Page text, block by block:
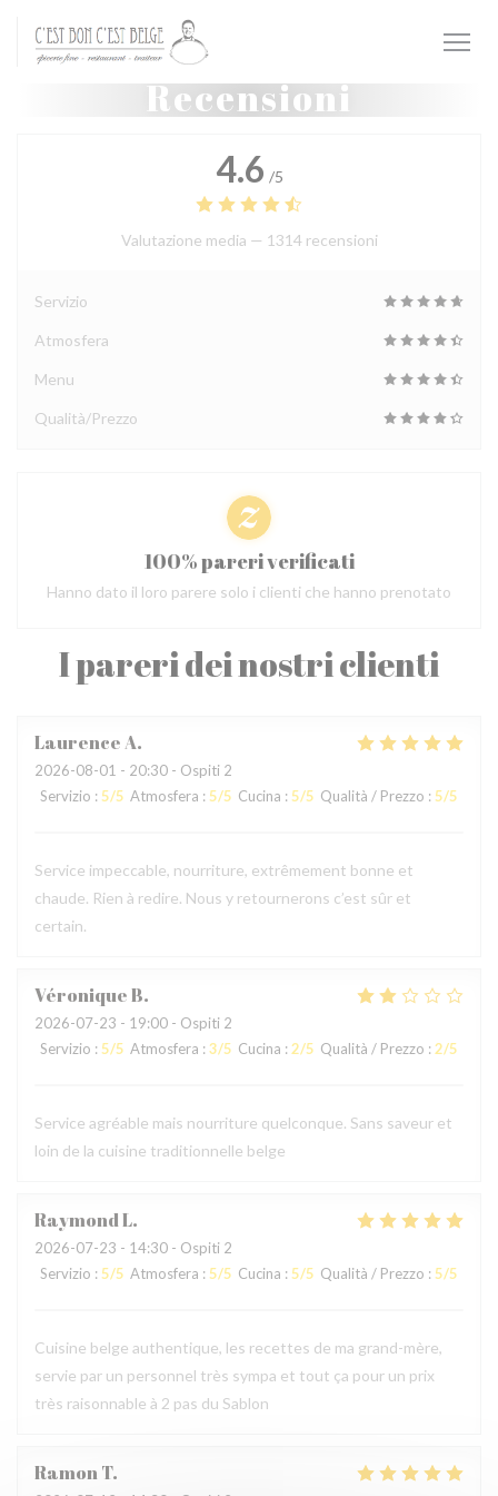
Personalizzazione delle tue scelte sui cookie
Recensioni
I pareri dei nostri clienti
LaurenceA
2026-08-01 - 20:30 - Ospiti 2
Servizio : 5/5 Atmosfera : 5/5 Cucina : 5/5 Qualità / Prezzo : 5/5
Service impeccable, nourriture, extrêmement bonne et
chaude. Rien à redire. Nous y retournerons c’est sûr et
certain.
VéroniqueB
2026-07-23 - 19:00 - Ospiti 2
Servizio : 5/5 Atmosfera : 3/5 Cucina : 2/5 Qualità / Prezzo : 2/5
Service agréable mais nourriture quelconque. Sans saveur et
loin de la cuisine traditionnelle belge
RaymondL
2026-07-23 - 14:30 - Ospiti 2
Servizio : 5/5 Atmosfera : 5/5 Cucina : 5/5 Qualità / Prezzo : 5/5
Cuisine belge authentique, les recettes de ma grand-mère,
servie par un personnel très sympa et tout ça pour un prix
très raisonnable à 2 pas du Sablon
RamonT
4.6 /5
Valutazione media — 1314 recensioni
Servizio
Atmosfera
Menu
Qualità/Prezzo
100% pareri verificati
Hanno dato il loro parere solo i clienti che hanno prenotato